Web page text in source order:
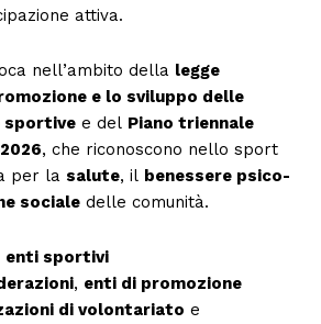
attiva.
nell’ambito della legge
e lo sviluppo delle
sportive e del Piano triennale
, che riconoscono nello sport
per la salute, il benessere psico-
sociale delle comunità.
enti sportivi
, enti di promozione
di volontariato e